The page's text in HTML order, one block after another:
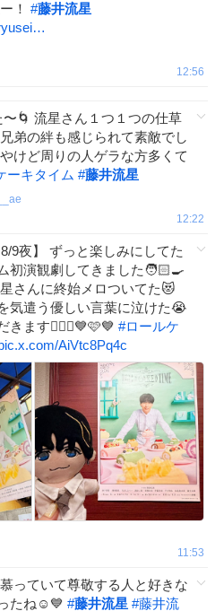
！ #藤井流星
12:56
〜🌀 流星さん１つ１つの仕草
弟の絆も感じられて素敵でし
けど周りの人ゲラな方多くて
ーキタイム #藤井流星
12:22
9夜】 ずっと楽しみにしてた
初演観劇してきました🧑🏻‍🍳
さんに終始メロついてた😻
気遣う優しい言葉に泣けた😭
ます🙇🏻‍♀️💙🩷💙 #ロールケ
AiVtc8Pq4c
11:53
っていて尊敬する人と好きな
たね☺️💙 #藤井流星 #藤井流